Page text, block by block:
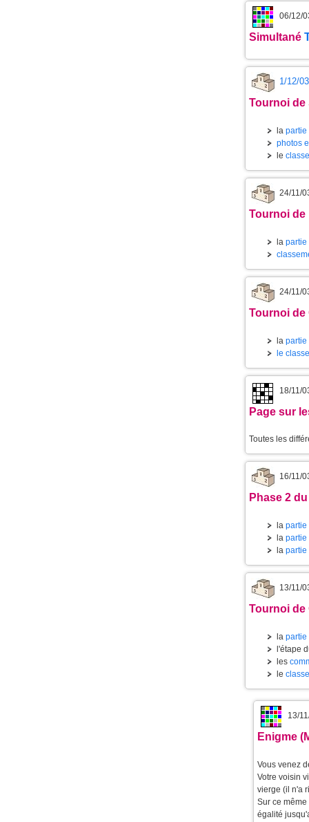
06/12/
Simultané
1/12/
Tournoi de
la partie
photos
le
24/11/
Tournoi de
la partie
24/11/
Tournoi de
la partie
le
18/11/
Page sur
Toutes les
16/11/
Phase 2
la partie
la partie
la partie
13/11/
Tournoi de
la partie
l'étape
les
le
13/
Enigme
Vous venez
Votre voisin
vierge (il n'a
Sur ce
égalité